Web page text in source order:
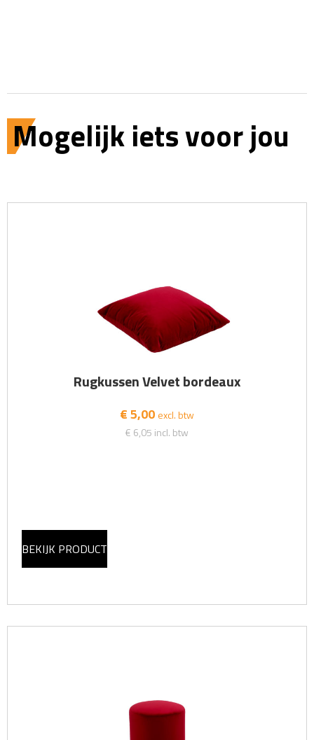
Mogelijk iets voor jou
Rugkussen Velvet bordeaux
€ 5,00 excl. btw
€ 6,05 incl. btw
BEKIJK PRODUCT